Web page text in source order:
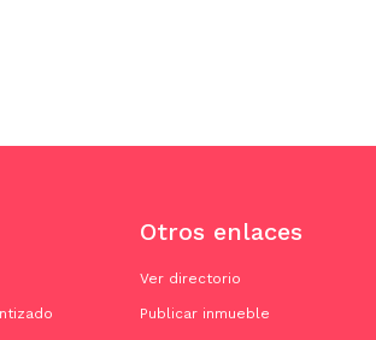
Otros enlaces
Ver directorio
Publicar inmueble